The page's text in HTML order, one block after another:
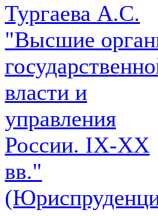
Тургаева А.С.
"Высшие
власти и
управления
России. IХ-ХХ
вв."